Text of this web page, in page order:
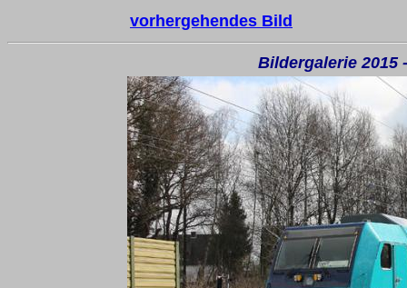
vorhergehendes Bild
Bildergalerie 2015